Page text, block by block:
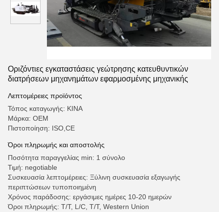
Οριζόντιες εγκαταστάσεις γεώτρησης κατευθυντικών
διατρήσεων μηχανημάτων εφαρμοσμένης μηχανικής
Λεπτομέρειες προϊόντος
Τόπος καταγωγής: ΚΙΝΑ
Μάρκα: OEM
Πιστοποίηση: ISO,CE
Όροι πληρωμής και αποστολής
Ποσότητα παραγγελίας min: 1 σύνολο
Τιμή: negotiable
Συσκευασία λεπτομέρειες: Ξύλινη συσκευασία εξαγωγής
περιπτώσεων τυποποιημένη
Χρόνος παράδοσης: εργάσιμες ημέρες 10-20 ημερών
Όροι πληρωμής: T/T, L/C, T/T, Western Union